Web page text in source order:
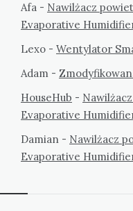
Afa - Nawilżacz
Evaporative
Lexo - Wentylator
Adam -
HouseHub -
Evaporative
Damian - Nawilżacz
Evaporative